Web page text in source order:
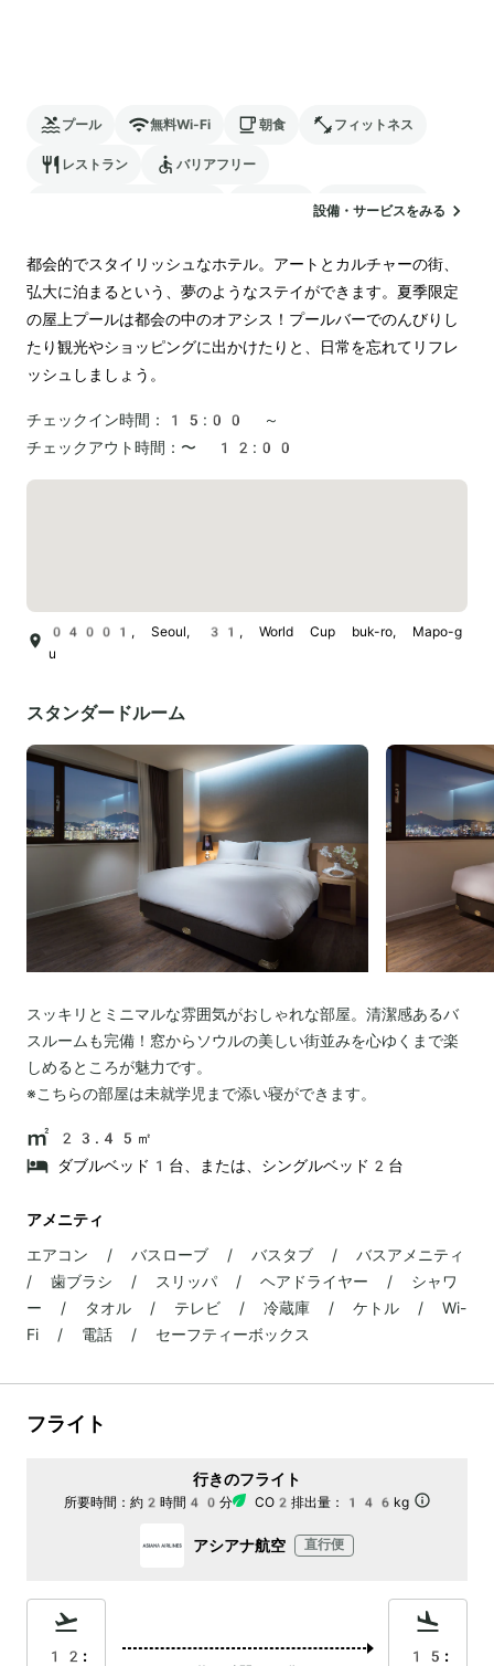
プール 無料Wi-Fi 朝食 フィットネス
レストラン バリアフリー
ランドリー
設備・サービスをみる
都会的でスタイリッシュなホテル。アートとカルチャーの街、
弘大に泊まるという、夢のようなステイができます。夏季限定
の屋上プールは都会の中のオアシス！プールバーでのんびりし
たり観光やショッピングに出かけたりと、日常を忘れてリフレ
ッシュしましょう。
チェックイン時間：
15:00 ～
チェックアウト時間： 〜 12:00
04001, Seoul, 31, World Cup buk-ro, Mapo-g
u
スタンダードルーム
スッキリとミニマルな雰囲気がおしゃれな部屋。清潔感あるバ
スルームも完備！窓からソウルの美しい街並みを心ゆくまで楽
しめるところが魅力です。
※こちらの部屋は未就学児まで添い寝ができます。
23.45㎡
ダブルベッド1台、または、シングルベッド2台
アメニティ
エアコン / バスローブ / バスタブ / バスアメニティ
/ 歯ブラシ / スリッパ / ヘアドライヤー / シャワ
ー / タオル / テレビ / 冷蔵庫 / ケトル / Wi-
Fi / 電話 / セーフティーボックス
フライト
行きのフライト
所要時間： 約2時間40分 CO2排出量： 146kg
アシアナ航空 直行便
12: 15: